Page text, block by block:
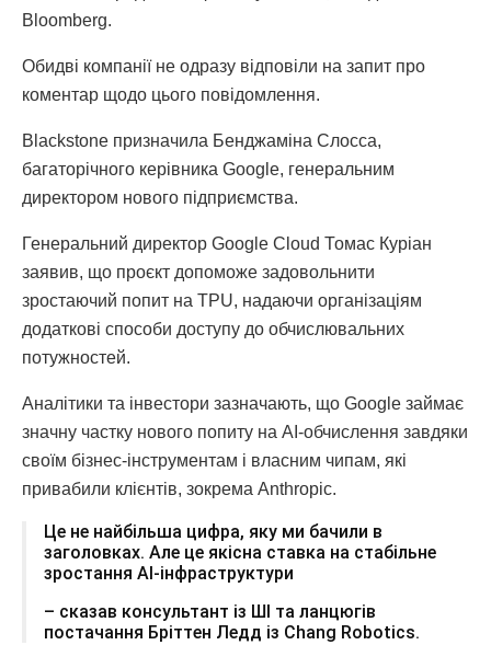
Bloomberg.
Обидві компанії не одразу відповіли на запит про
коментар щодо цього повідомлення.
Blackstone призначила Бенджаміна Слосса,
багаторічного керівника Google, генеральним
директором нового підприємства.
Генеральний директор Google Cloud Томас Куріан
заявив, що проєкт допоможе задовольнити
зростаючий попит на TPU, надаючи організаціям
додаткові способи доступу до обчислювальних
потужностей.
Аналітики та інвестори зазначають, що Google займає
значну частку нового попиту на AI-обчислення завдяки
своїм бізнес-інструментам і власним чипам, які
привабили клієнтів, зокрема Anthropic.
Це не найбільша цифра, яку ми бачили в
заголовках. Але це якісна ставка на стабільне
зростання AI-інфраструктури
– сказав консультант із ШІ та ланцюгів
постачання Бріттен Ледд із Chang Robotics.